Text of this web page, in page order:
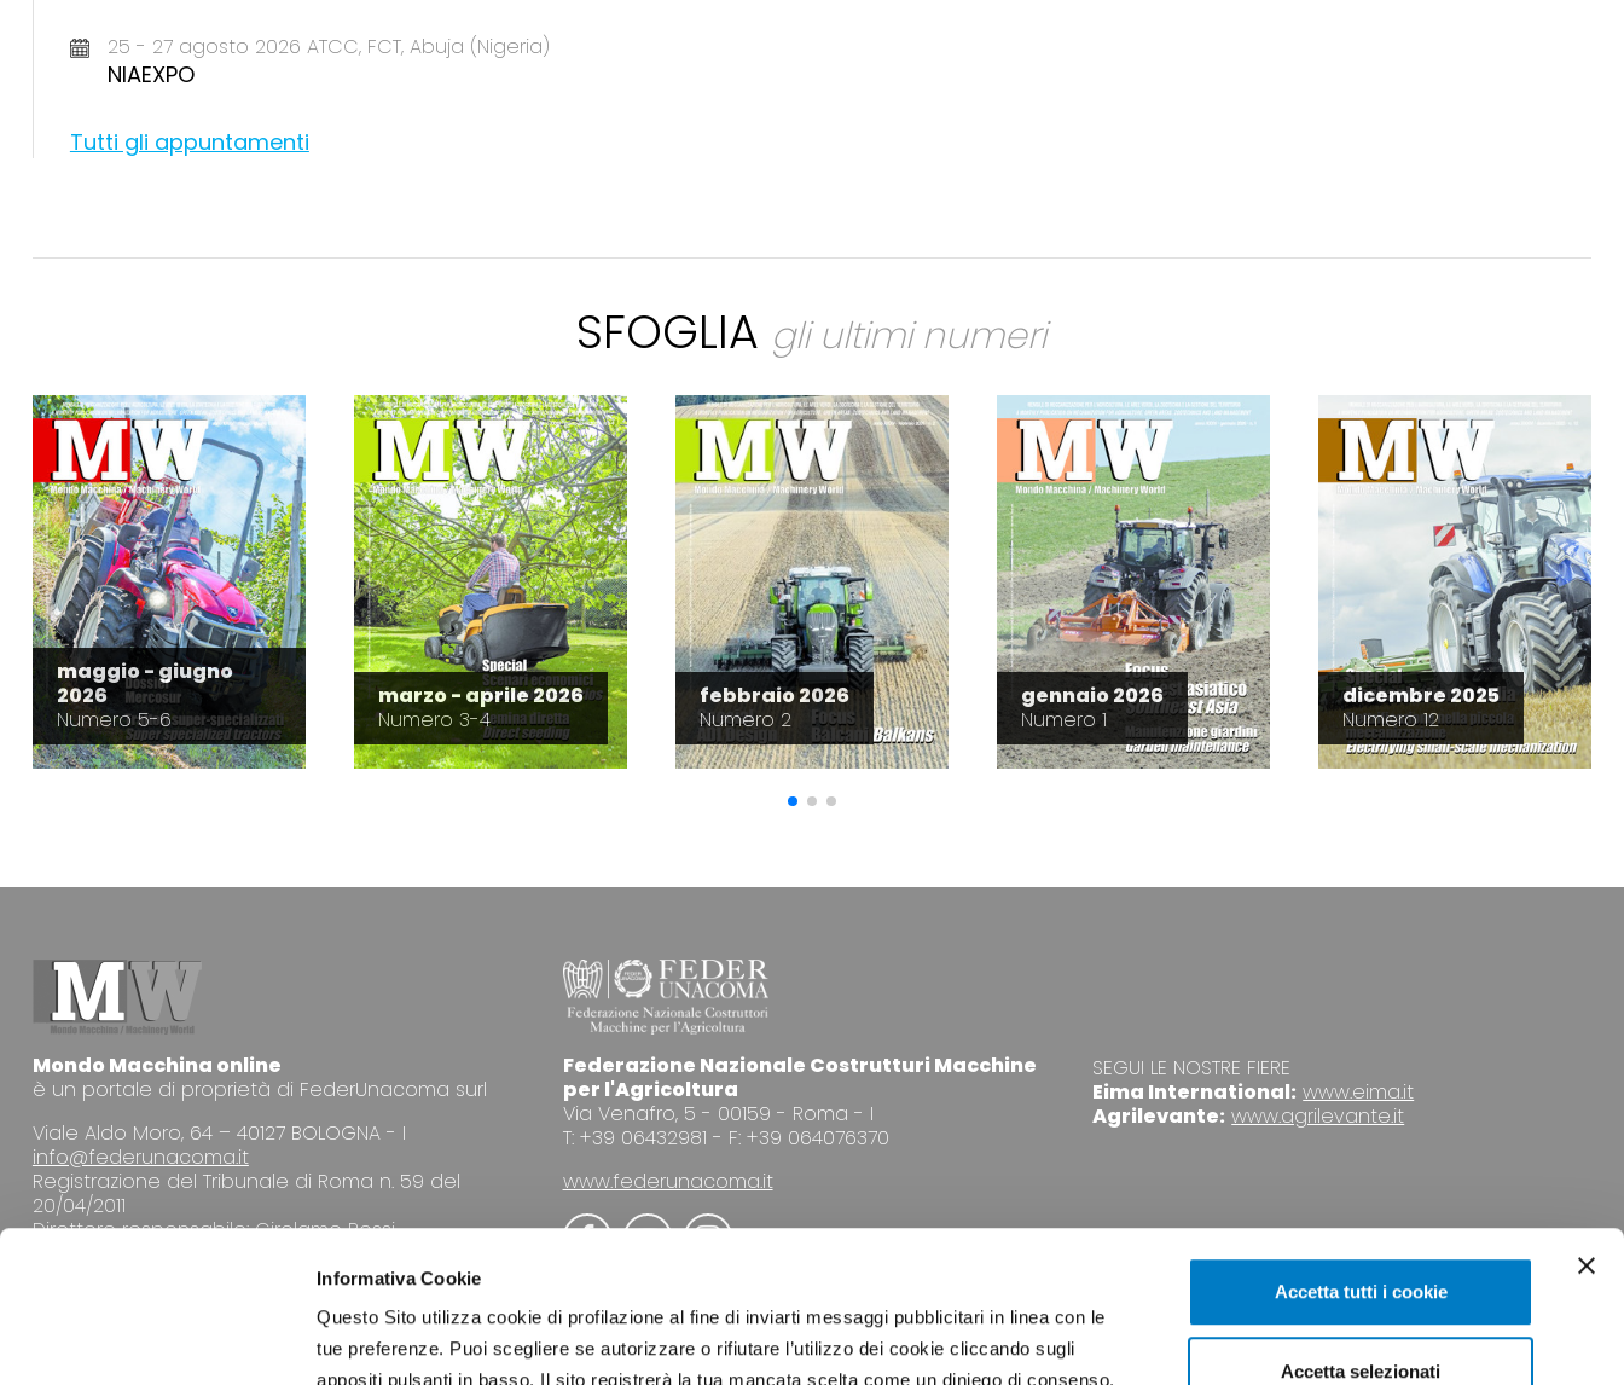
Informativa Cookie
Questo Sito utilizza cookie di profilazione al fine di inviarti messaggi pubblicitari in linea con le
tue preferenze. Puoi scegliere se autorizzare o rifiutare l’utilizzo dei cookie cliccando sugli
appositi pulsanti in basso. Il sito registrerà la tua mancata scelta come un diniego di consenso.
Accetta tutti i cookie
Accetta selezionati
25 - 27 agosto 2026 ATCC, FCT, Abuja (Nigeria)
NIAEXPO
Tutti gli appuntamenti
SFOGLIA gli ultimi numeri
maggio - giugno
2026
Numero 5-6
marzo - aprile 2026
Numero 3-4
febbraio 2026
Numero 2
gennaio 2026
Numero 1
dicembre 2025
Numero 12
Mondo Macchina online
è un portale di proprietà di FederUnacoma surl
Viale Aldo Moro, 64 – 40127 BOLOGNA - I
info@federunacoma.it
Registrazione del Tribunale di Roma n. 59 del
20/04/2011
Direttore responsabile: Girolamo Rossi
Federazione Nazionale Costrutturi Macchine
per l'Agricoltura
Via Venafro, 5 - 00159 - Roma - I
T: +39 06432981 - F: +39 064076370
www.federunacoma.it
SEGUI LE NOSTRE FIERE
Eima International: www.eima.it
Agrilevante: www.agrilevante.it